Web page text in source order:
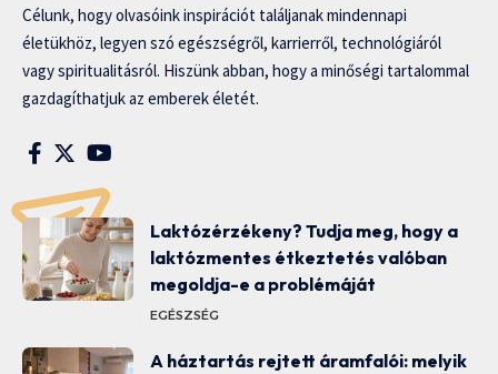
Célunk, hogy olvasóink inspirációt találjanak mindennapi
életükhöz, legyen szó egészségről, karrierről, technológiáról
vagy spiritualitásról. Hiszünk abban, hogy a minőségi tartalommal
gazdagíthatjuk az emberek életét.
Laktózérzékeny? Tudja meg, hogy a
laktózmentes étkeztetés valóban
megoldja-e a problémáját
EGÉSZSÉG
A háztartás rejtett áramfalói: melyik